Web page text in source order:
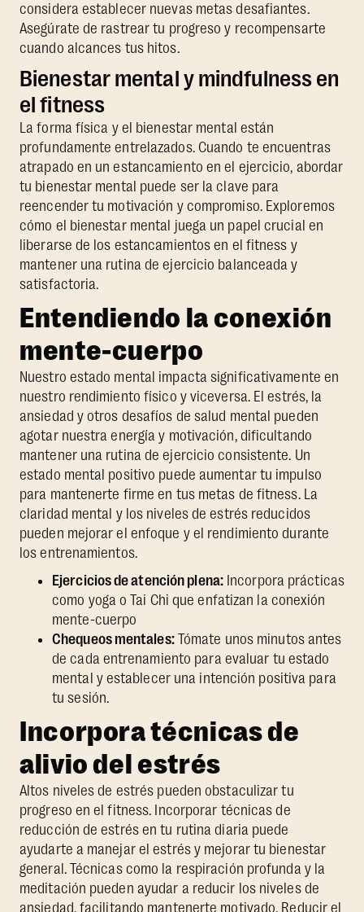
considera establecer nuevas metas desafiantes.
Asegúrate de rastrear tu progreso y recompensarte
cuando alcances tus hitos.
Bienestar mental y mindfulness en
el fitness
La forma física y el bienestar mental están
profundamente entrelazados. Cuando te encuentras
atrapado en un estancamiento en el ejercicio, abordar
tu bienestar mental puede ser la clave para
reencender tu motivación y compromiso. Exploremos
cómo el bienestar mental juega un papel crucial en
liberarse de los estancamientos en el fitness y
mantener una rutina de ejercicio balanceada y
satisfactoria.
Entendiendo la conexión
mente-cuerpo
Nuestro estado mental impacta significativamente en
nuestro rendimiento físico y viceversa. El estrés, la
ansiedad y otros desafíos de salud mental pueden
agotar nuestra energía y motivación, dificultando
mantener una rutina de ejercicio consistente. Un
estado mental positivo puede aumentar tu impulso
para mantenerte firme en tus metas de fitness. La
claridad mental y los niveles de estrés reducidos
pueden mejorar el enfoque y el rendimiento durante
los entrenamientos.
Ejercicios de atención plena:Incorpora prácticas
como yoga o Tai Chi que enfatizan la conexión
mente-cuerpo
Chequeos mentales:Tómate unos minutos antes
de cada entrenamiento para evaluar tu estado
mental y establecer una intención positiva para
tu sesión.
Incorpora técnicas de
alivio del estrés
Altos niveles de estrés pueden obstaculizar tu
progreso en el fitness. Incorporar técnicas de
reducción de estrés en tu rutina diaria puede
ayudarte a manejar el estrés y mejorar tu bienestar
general. Técnicas como la respiración profunda y la
meditación pueden ayudar a reducir los niveles de
ansiedad, facilitando mantenerte motivado. Reducir el